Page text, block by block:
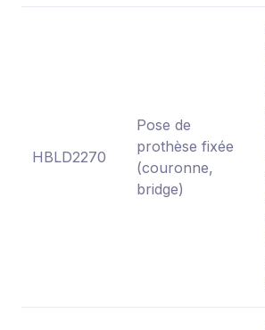
HBLD2270
Pose de
prothèse fixée
(couronne,
bridge)